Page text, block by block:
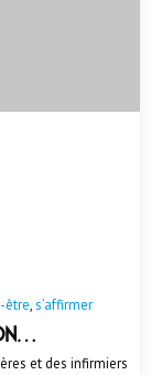
être,s’affirmer
et des infirmiers